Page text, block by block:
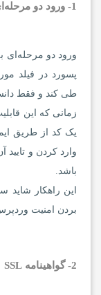
1- ورود دو مرحله‌ای
ورود دو مرحله‌ای
پسورد در فیلد
طی کند و فقط
زمانی که این
وارد کردن و
باشد.
این راهکار شاید
بردن امنیت
2- گواهینامه SSL